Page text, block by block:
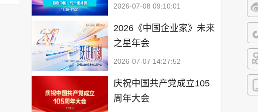
微
抖
快
2026-07-08 09:10:01
2026《中国企业家》未来
之星年会
2026-07-07 14:27:52
庆祝中国共产党成立105
周年大会